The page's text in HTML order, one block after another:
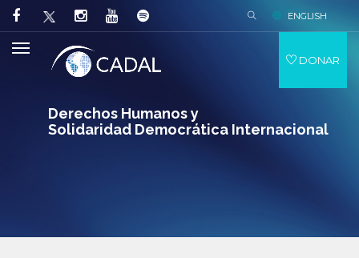
Derechos Humanos y
Solidaridad Democrática Internacional
ENGLISH
DONAR